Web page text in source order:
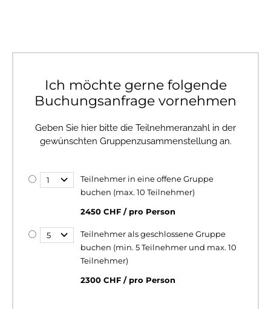
Ich möchte gerne folgende
Buchungsanfrage vornehmen
Geben Sie hier bitte die Teilnehmeranzahl in der
gewünschten Gruppenzusammenstellung an.
Teilnehmer in eine offene Gruppe
buchen (max. 10 Teilnehmer)
2450 CHF / pro Person
Teilnehmer als geschlossene Gruppe
buchen (min. 5 Teilnehmer und max. 10
Teilnehmer)
2300 CHF / pro Person